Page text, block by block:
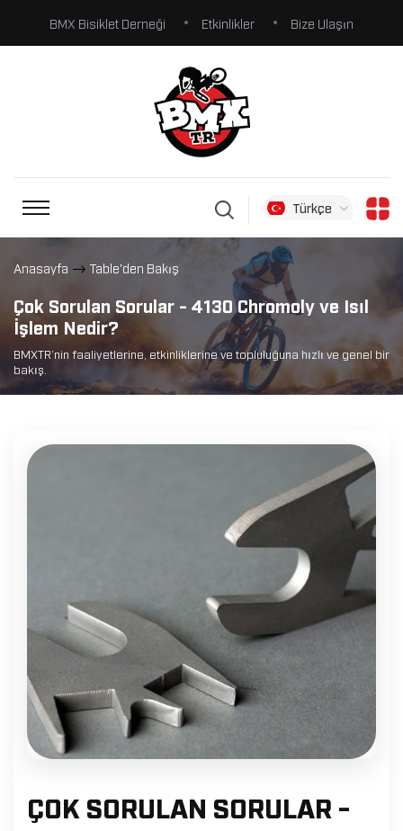
BMX Bisiklet Derneği Etkinlikler Bize Ulaşın
Türkçe
Anasayfa Table'den Bakış
Çok Sorulan Sorular - 4130 Chromoly ve Isıl
İşlem Nedir?
BMXTR’nin faaliyetlerine, etkinliklerine ve topluluğuna hızlı ve genel bir
bakış.
ÇOK SORULAN SORULAR -